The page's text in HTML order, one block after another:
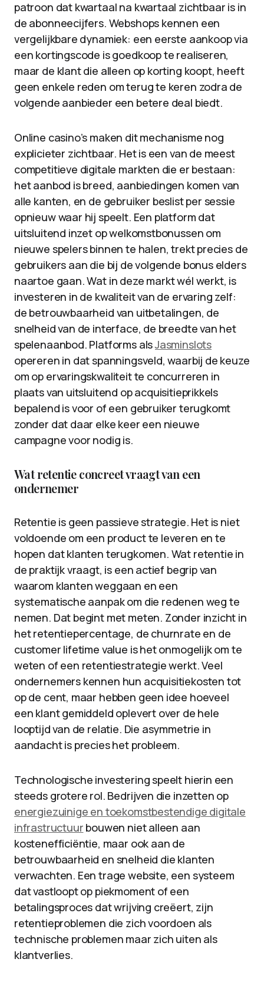
patroon dat kwartaal na kwartaal zichtbaar is in
de abonneecijfers. Webshops kennen een
vergelijkbare dynamiek: een eerste aankoop via
een kortingscode is goedkoop te realiseren,
maar de klant die alleen op korting koopt, heeft
geen enkele reden om terug te keren zodra de
volgende aanbieder een betere deal biedt.
Online casino’s maken dit mechanisme nog
explicieter zichtbaar. Het is een van de meest
competitieve digitale markten die er bestaan:
het aanbod is breed, aanbiedingen komen van
alle kanten, en de gebruiker beslist per sessie
opnieuw waar hij speelt. Een platform dat
uitsluitend inzet op welkomstbonussen om
nieuwe spelers binnen te halen, trekt precies de
gebruikers aan die bij de volgende bonus elders
naartoe gaan. Wat in deze markt wél werkt, is
investeren in de kwaliteit van de ervaring zelf:
de betrouwbaarheid van uitbetalingen, de
snelheid van de interface, de breedte van het
spelenaanbod. Platforms alsJasminslots
opereren in dat spanningsveld, waarbij de keuze
om op ervaringskwaliteit te concurreren in
plaats van uitsluitend op acquisitieprikkels
bepalend is voor of een gebruiker terugkomt
zonder dat daar elke keer een nieuwe
campagne voor nodig is.
Wat retentie concreet vraagt van een
ondernemer
Retentie is geen passieve strategie. Het is niet
voldoende om een product te leveren en te
hopen dat klanten terugkomen. Wat retentie in
de praktijk vraagt, is een actief begrip van
waarom klanten weggaan en een
systematische aanpak om die redenen weg te
nemen. Dat begint met meten. Zonder inzicht in
het retentiepercentage, de churnrate en de
customer lifetime value is het onmogelijk om te
weten of een retentiestrategie werkt. Veel
ondernemers kennen hun acquisitiekosten tot
op de cent, maar hebben geen idee hoeveel
een klant gemiddeld oplevert over de hele
looptijd van de relatie. Die asymmetrie in
aandacht is precies het probleem.
Technologische investering speelt hierin een
steeds grotere rol. Bedrijven die inzetten op
energiezuinige en toekomstbestendige digitale
infrastructuur bouwen niet alleen aan
kostenefficiëntie, maar ook aan de
betrouwbaarheid en snelheid die klanten
verwachten. Een trage website, een systeem
dat vastloopt op piekmoment of een
betalingsproces dat wrijving creëert, zijn
retentieproblemen die zich voordoen als
technische problemen maar zich uiten als
klantverlies.